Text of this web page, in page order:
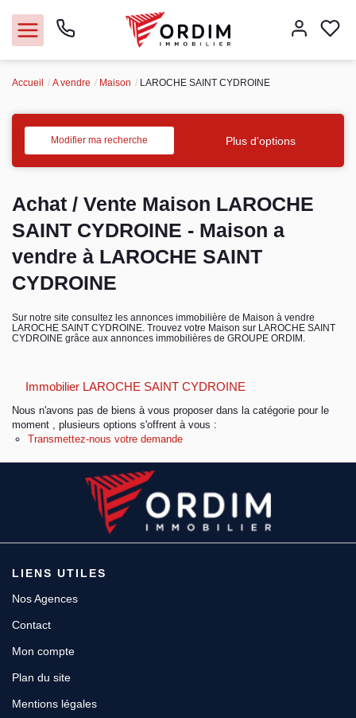
Acheter
Vendre
Immobilier pro
Faire gérer
Espace client
Accueil A vendre Maison LAROCHE SAINT CYDROINE
Modifier ma recherche Plus d'options
Achat / Vente Maison LAROCHE
SAINT CYDROINE - Maison a
vendre à LAROCHE SAINT
CYDROINE
Sur notre site consultez les annonces immobilière de Maison à vendre
LAROCHE SAINT CYDROINE. Trouvez votre Maison sur LAROCHE SAINT
CYDROINE grâce aux annonces immobilières de GROUPE ORDIM.
Immobilier LAROCHE SAINT CYDROINE
Nous n'avons pas de biens à vous proposer dans la catégorie pour le
moment , plusieurs options s'offrent à vous :
Transmettez-nous votre demande
LIENS UTILES
Nos Agences
Contact
Mon compte
Plan du site
Mentions légales